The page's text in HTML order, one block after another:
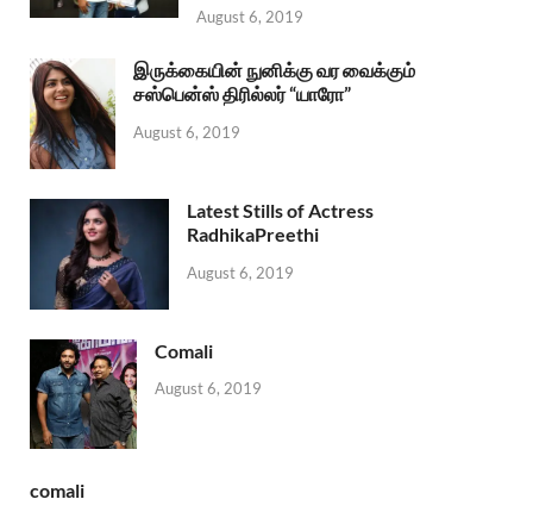
August 6, 2019
இருக்கையின் நுனிக்கு வர வைக்கும்
சஸ்பென்ஸ் திரில்லர் “யாரோ”
August 6, 2019
Latest Stills of Actress
RadhikaPreethi
August 6, 2019
Comali
August 6, 2019
comali